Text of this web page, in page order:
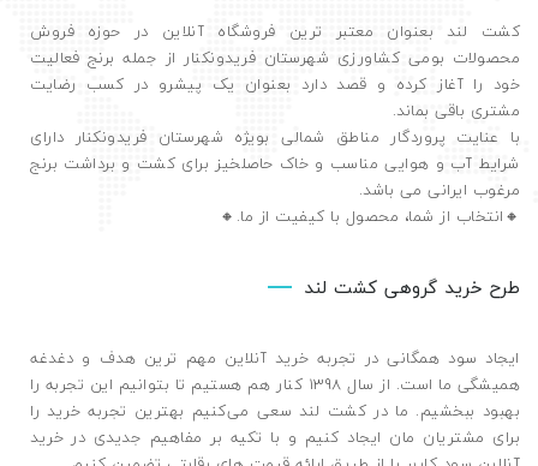
کشت لند بعنوان معتبر ترین فروشگاه آنلاین در حوزه فروش
محصولات بومی کشاورزی شهرستان فریدونکنار از جمله برنج فعالیت
خود را آغاز کرده و قصد دارد بعنوان یک پیشرو در کسب رضایت
مشتری باقی بماند.
با عنایت پروردگار مناطق شمالی بویژه شهرستان فریدونکنار دارای
شرایط آب و هوایی مناسب و خاک حاصلخیز برای کشت و برداشت برنج
مرغوب ایرانی می باشد.
🔸️انتخاب از شما، محصول با کیفیت از ما.🔸️
طرح خرید گروهی کشت لند
ایجاد سود همگانی در تجربه خرید آنلاین مهم ترین هدف و دغدغه
همیشگی ما است. از سال 1398 کنار هم هستیم تا بتوانیم این تجربه را
بهبود ببخشیم. ما در کشت لند سعی می‌کنیم بهترین تجربه خرید را
برای مشتریان مان ایجاد کنیم و با تکیه بر مفاهیم جدیدی در خرید